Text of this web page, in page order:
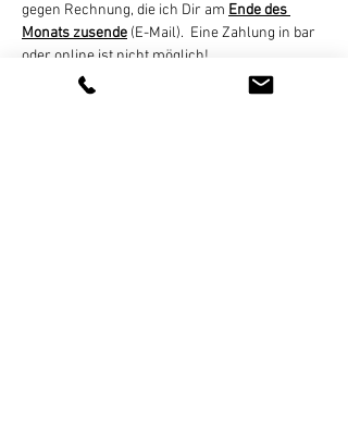
gegen Rechnung, die ich Dir am Ende des
Monats zusende (E-Mail).  Eine Zahlung in bar
oder online ist nicht möglich!
Eine Stornierung des gebuchten Termins ist